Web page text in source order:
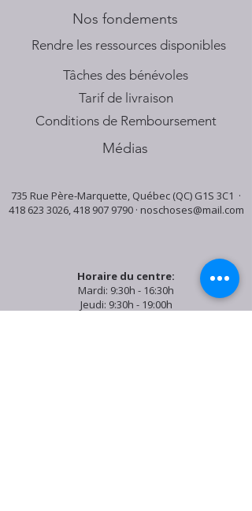
Nos fondements
​Rendre les ressources disponibles
Tâches des bénévoles
Tarif de livraison
Conditions de Remboursement
Médias
735 Rue Père-Marquette, Québec (QC) G1S 3C1 ·
418 623 3026,418 907 9790· noschoses@mail.com
Horaire du centre:
Mardi: 9:30h - 16:30h
Jeudi: 9:30h - 19:00h